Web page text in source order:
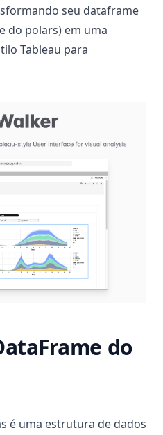
seu dataframe
do polars) em uma
Tableau para
do
é uma estrutura de dados